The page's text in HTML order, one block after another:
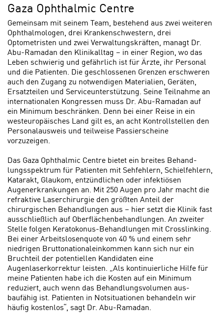
Gaza Ophthalmic Centre
Gemeinsam mit seinem Team, be­stehend aus zwei weiteren
Ophthalmologen, drei Krankenschwestern, drei
Optometristen und zwei Ver­waltungskräften, managt Dr.
Abu-Ramadan den Klinikalltag – in einer Region, wo das
Leben schwierig und gefährlich ist für Ärzte, ihr Personal
und die Patienten. Die geschlosse­nen Grenzen erschweren
auch den Zugang zu notwendigen Materialien, Geräten,
Ersatzteilen und Service­unterstützung. Seine Teilnahme an
internationalen Kongressen muss Dr. Abu-Ramadan auf
ein Minimum be­schränken. Denn bei einer Reise in ein
westeuropäisches Land gilt es, an acht Kontrollstellen den
Personalausweis und teilweise Passierscheine
vorzuzeigen.
Das Gaza Ophthalmic Centre bietet ein breites Behand­
lungsspektrum für Patienten mit Seh­fehlern, Schielfehlern,
Katarakt, Glaukom, entzündlichen oder infek­tiösen
Augenerkrankungen an. Mit 250 Augen pro Jahr macht die
refraktive Laserchirurgie den größten Anteil der
chirurgischen Behandlun­gen aus – hier setzt die Klinik fast
ausschließlich auf Oberflächenbe­handlungen. An zweiter
Stelle folgen Keratokonus-Behandlungen mit Crosslinking.
Bei einer Arbeitslosenquote von 40 % und einem sehr
niedrigen Bruttonationaleinkommen kann sich nur ein
Bruchteil der potentiellen Kandidaten eine
Augenlaserkorrektur leisten. „Als kontinuierliche Hilfe für
meine Patienten habe ich die Kos­ten auf ein Minimum
reduziert, auch wenn das Behandlungsvolumen aus­
baufähig ist. Patienten in Notsituatio­nen behandeln wir
häufig kostenlos“, sagt Dr. Abu-Ramadan.